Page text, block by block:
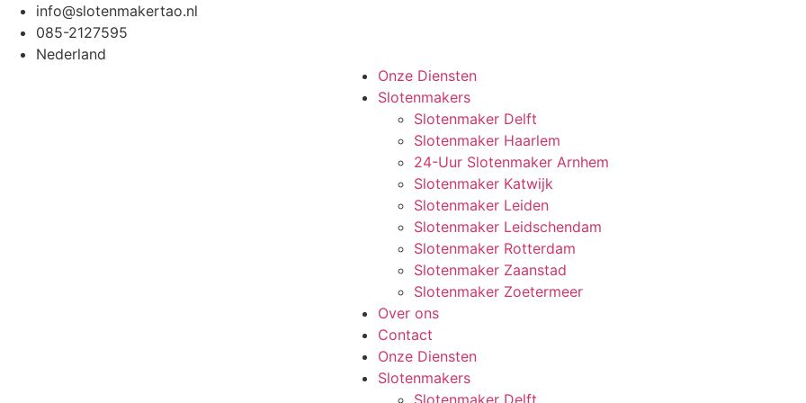
info@slotenmakertao.nl
085-2127595
Nederland
Onze Diensten
Slotenmakers
Slotenmaker Delft
Slotenmaker Haarlem
24-Uur Slotenmaker Arnhem
Slotenmaker Katwijk
Slotenmaker Leiden
Slotenmaker Leidschendam
Slotenmaker Rotterdam
Slotenmaker Zaanstad
Slotenmaker Zoetermeer
Over ons
Contact
Onze Diensten
Slotenmakers
Slotenmaker Delft